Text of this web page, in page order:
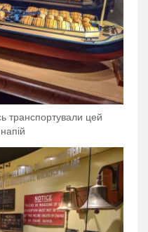
транспортували цей